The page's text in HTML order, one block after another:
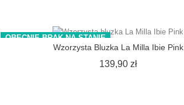
OBECNIE BRAK NA STANIE
Wzorzysta Bluzka La Milla Ibie Pink
139,90 złCena